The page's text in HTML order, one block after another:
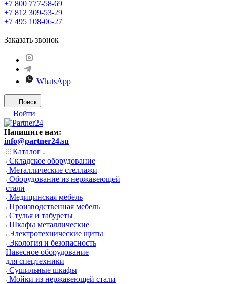
+7 800 777-58-69
+7 812 309-53-29
+7 495 108-06-27
Заказать звонок
WhatsApp
Поиск
Войти
Напишите нам:
info@partner24.su
Каталог
Складское оборудование
Металлические стеллажи
Оборудование из нержавеющей
стали
Медицинская мебель
Производственная мебель
Стулья и табуреты
Шкафы металлические
Электротехнические щиты
Экология и безопасность
Навесное оборудование
для спецтехники
Сушильные шкафы
Мойки из нержавеющей стали